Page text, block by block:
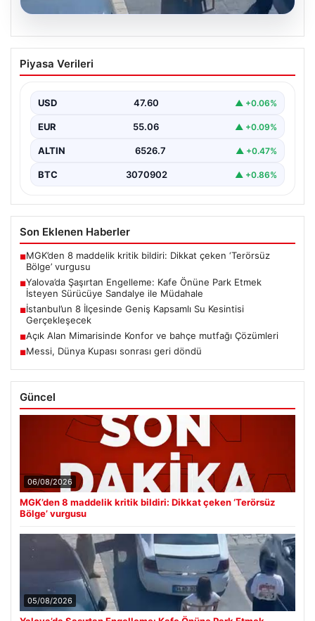
05.08.2026
Yalova’da Şaşırtan Engelleme: Kafe
Önüne Park Etmek İsteyen Sürücüye
Yalova'da yaşanan sıra dışı bir olay, gündeme damgasını
Piyasa Verileri
USD 47.60 ▲ +0.06%
EUR 55.06 ▲ +0.09%
ALTIN 6526.7 ▲ +0.47%
BTC 3070902 ▲ +0.86%
Son Eklenen Haberler
■MGK’den 8 maddelik kritik bildiri: Dikkat çeken ‘Terörsüz
Bölge’ vurgusu
■Yalova’da Şaşırtan Engelleme: Kafe Önüne Park Etmek
İsteyen Sürücüye Sandalye ile Müdahale
■İstanbul’un 8 İlçesinde Geniş Kapsamlı Su Kesintisi
Gerçekleşecek
■Açık Alan Mimarisinde Konfor ve bahçe mutfağı Çözümleri
■Messi, Dünya Kupası sonrası geri döndü
Güncel
06/08/2026
MGK’den 8 maddelik kritik bildiri: Dikkat çeken ‘Terörsüz
Bölge’ vurgusu
05/08/2026